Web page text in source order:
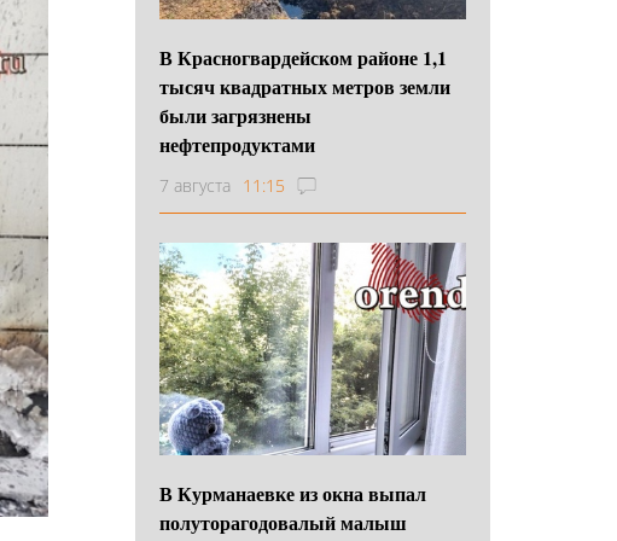
В Красногвардейском районе 1,1
тысяч квадратных метров земли
были загрязнены
нефтепродуктами
7 августа 11:15
В Курманаевке из окна выпал
полуторагодовалый малыш